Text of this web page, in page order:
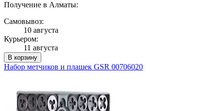
Получение в Алматы:
Самовывоз:
10 августа
Курьером:
11 августа
В корзину
Набор метчиков и плашек GSR 00706020